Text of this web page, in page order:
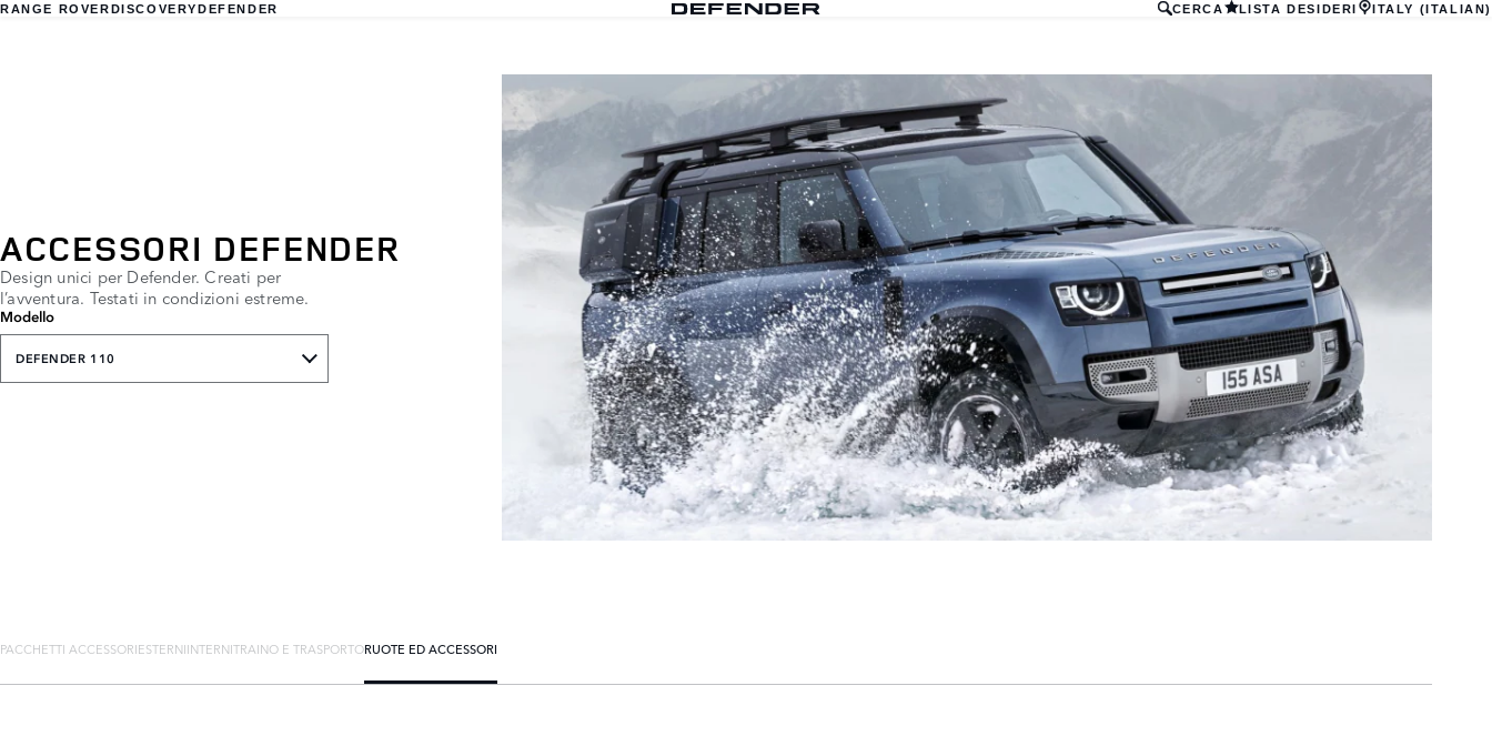
RANGE ROVERDISCOVERYDEFENDER CERCA LISTA DESIDERI ITALY (ITALIAN)
ACCESSORI DEFENDER
Design unici per Defender. Creati per
l’avventura. Testati in condizioni estreme.
Modello
DEFENDER 110
PACCHETTI ACCESSORIESTERNIINTERNITRAINO E TRASPORTORUOTE ED ACCESSORI